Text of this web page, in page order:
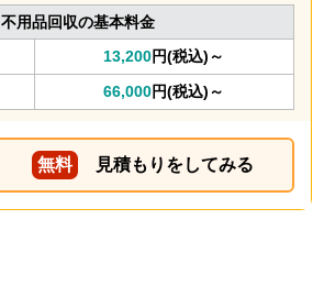
不用品回収の基本料金
13,200円(税込)～
66,000円(税込)～
無料 見積もりをしてみる